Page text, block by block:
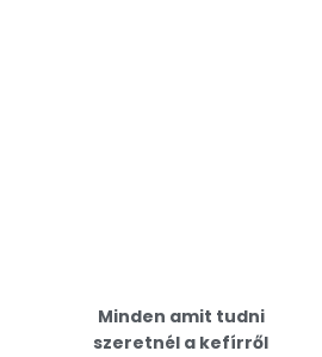
Minden amit tudni
szeretnél a kefírről